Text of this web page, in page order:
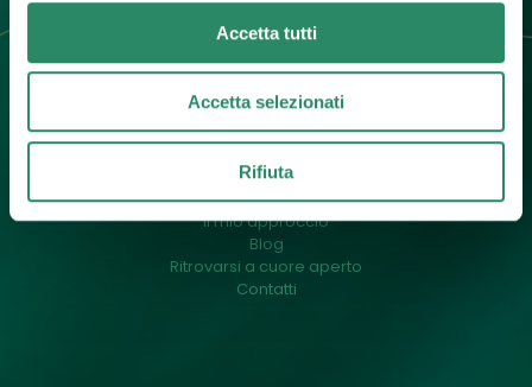
Accetta tutti
Accetta selezionati
Rifiuta
Menu
Un pò di me
Cos’è il counselling
Il mio approccio
Blog
Ritrovarsi a cuore aperto
Contatti